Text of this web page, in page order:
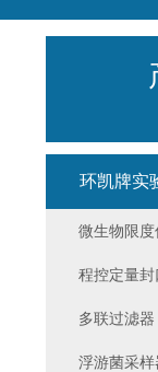
环凯牌实
微生物限度
程控定量封
多联过滤器
浮游菌采样